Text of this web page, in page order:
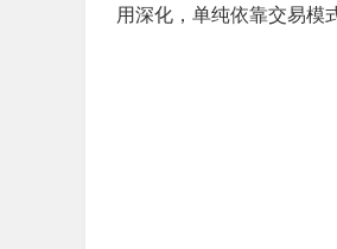
用深化，单纯依靠交易模